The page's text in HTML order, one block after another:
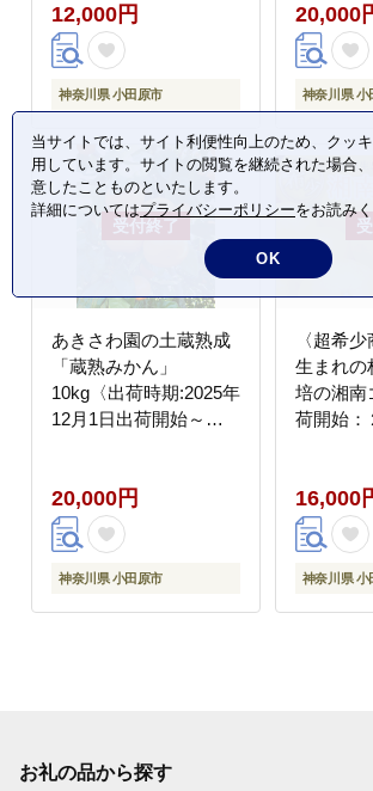
終了＞【フルーツ オレ
ンジ 果物 柑橘 贈答用
家庭用 自宅用 神奈川県
小田原市】
12,000円
神奈川県 小田原市
20,000
神奈川県 小
あきさわ園の土蔵熟成
「蔵熟みかん」
10kg〈出荷時期:2025年
12月1日出荷開始～
小田原市 】
20,000円
神奈川県 小田原市
〈超希
生まれの
培の湘南
荷開始：
荷終了＞
レンジ 果
用 家庭用 自
川県小田
16,000
神奈川県 小
お礼の品から探す
当サイトでは、サイト利便性向上のため、クッ
用しています。サイトの閲覧を継続された場合
意したことものといたします。
詳細についてはプライバシーポリシーをお読み
OK